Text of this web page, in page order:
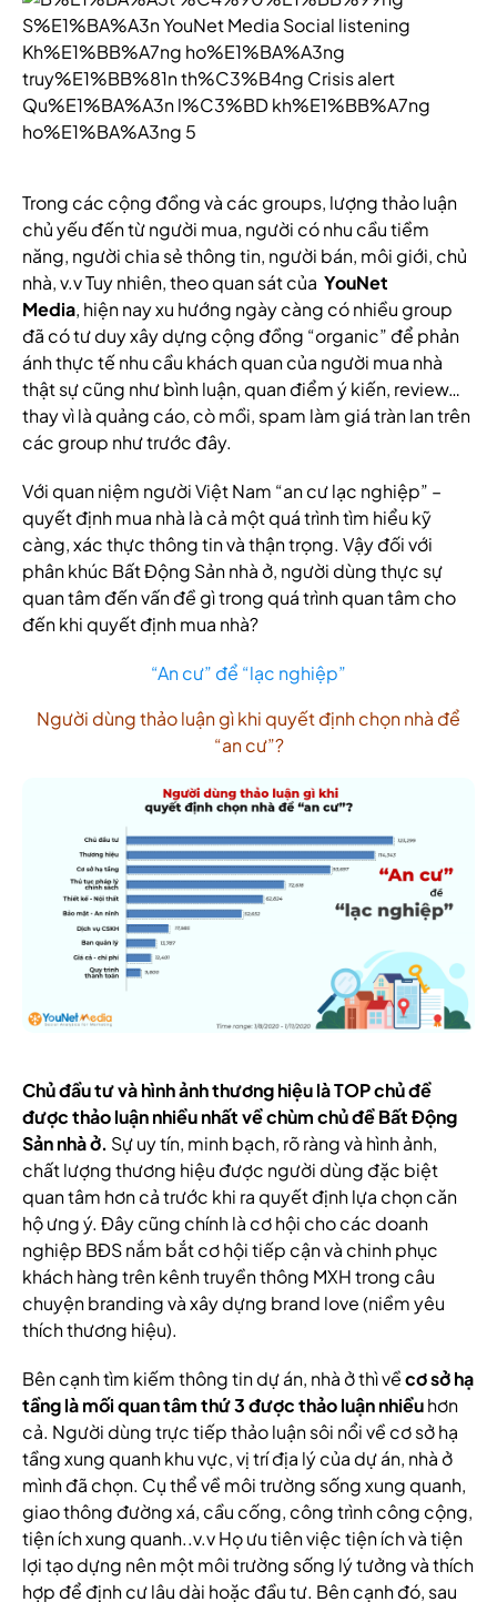
Trong các cộng đồng và các groups, lượng thảo luận
chủ yếu đến từ người mua, người có nhu cầu tiềm
năng, người chia sẻ thông tin, người bán, môi giới, chủ
nhà, v.v Tuy nhiên, theo quan sát của YouNet
Media, hiện nay xu hướng ngày càng có nhiều group
đã có tư duy xây dựng cộng đồng “organic” để phản
ánh thực tế nhu cầu khách quan của người mua nhà
thật sự cũng như bình luận, quan điểm ý kiến, review…
thay vì là quảng cáo, cò mồi, spam làm giá tràn lan trên
các group như trước đây.
Với quan niệm người Việt Nam “an cư lạc nghiệp” –
quyết định mua nhà là cả một quá trình tìm hiểu kỹ
càng, xác thực thông tin và thận trọng. Vậy đối với
phân khúc Bất Động Sản nhà ở, người dùng thực sự
quan tâm đến vấn đề gì trong quá trình quan tâm cho
đến khi quyết định mua nhà?
“An cư” để “lạc nghiệp”
Người dùng thảo luận gì khi quyết định chọn nhà để
“an cư”?
Chủ đầu tư và hình ảnh thương hiệu là TOP chủ đề
được thảo luận nhiều nhất về chùm chủ đề Bất Động
Sản nhà ở. Sự uy tín, minh bạch, rõ ràng và hình ảnh,
chất lượng thương hiệu được người dùng đặc biệt
quan tâm hơn cả trước khi ra quyết định lựa chọn căn
hộ ưng ý. Đây cũng chính là cơ hội cho các doanh
nghiệp BĐS nắm bắt cơ hội tiếp cận và chinh phục
khách hàng trên kênh truyền thông MXH trong câu
chuyện branding và xây dựng brand love (niềm yêu
thích thương hiệu).
Bên cạnh tìm kiếm thông tin dự án, nhà ở thì vềcơ sở hạ
tầng là mối quan tâm thứ 3 được thảo luận nhiềuhơn
cả. Người dùng trực tiếp thảo luận sôi nổi về cơ sở hạ
tầng xung quanh khu vực, vị trí địa lý của dự án, nhà ở
mình đã chọn. Cụ thể về môi trường sống xung quanh,
giao thông đường xá, cầu cống, công trình công cộng,
tiện ích xung quanh..v.v Họ ưu tiên việc tiện ích và tiện
lợi tạo dựng nên một môi trường sống lý tưởng và thích
hợp để định cư lâu dài hoặc đầu tư. Bên cạnh đó, sau